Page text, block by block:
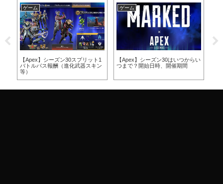
ゲーム
【Apex】シーズン30スプリット1
バトルパス報酬（進化武器スキン
等）
ゲーム
【Apex】シーズン30はいつからい
つまで？開始日時、開催期間